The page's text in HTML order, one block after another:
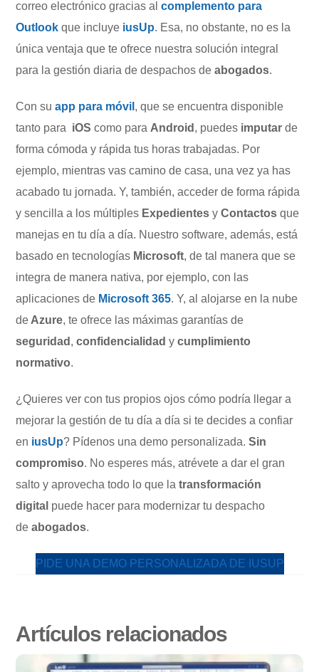
correo electrónico gracias alcomplemento para
Outlook que incluye iusUp. Esa, no obstante, no es la
única ventaja que te ofrece nuestra solución integral
para la gestión diaria de despachos deabogados.
Con suapp para móvil , que se encuentra disponible
tanto para iOS como para Android , puedes imputarde
forma cómoda y rápida tus horas trabajadas. Por
ejemplo, mientras vas camino de casa, una vez ya has
acabado tu jornada. Y, también, acceder de forma rápida
y sencilla a los múltiples ExpedientesyContactos que
manejas en tu día a día. Nuestro software, además, está
basado en tecnologías Microsoft, de tal manera que se
integra de manera nativa, por ejemplo, con las
aplicaciones de Microsoft 365. Y, al alojarse en la nube
de Azure, te ofrece las máximas garantías de
seguridad ,confidencialidad ycumplimiento
normativo.
¿Quieres ver con tus propios ojos cómo podría llegar a
mejorar la gestión de tu día a día si te decides a confiar
en iusUp? Pídenos una demo personalizada.Sin
compromiso. No esperes más, atrévete a dar el gran
salto y aprovecha todo lo que latransformación
digital puede hacer para modernizar tu despacho
deabogados.
PIDE UNA DEMO PERSONALIZADA DE IUSUP